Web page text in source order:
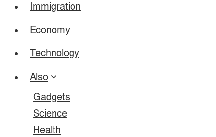
Immigration
Economy
Technology
Also
Gadgets
Science
Health